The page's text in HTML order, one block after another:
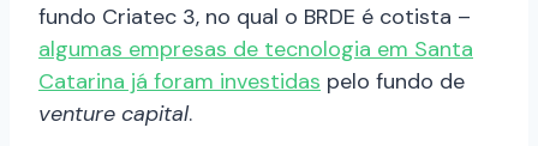
fundo Criatec 3, no qual o BRDE é cotista –
algumas empresas de tecnologia em Santa
Catarina já foram investidas pelo fundo de
venture capital.